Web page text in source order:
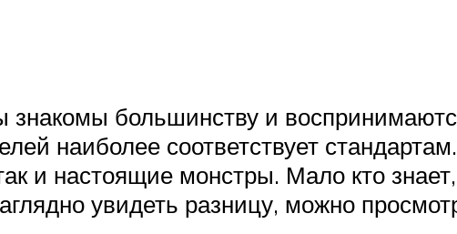
большинству и
наиболее соответствует
и настоящие монстры. Мало кто
увидеть разницу, можно